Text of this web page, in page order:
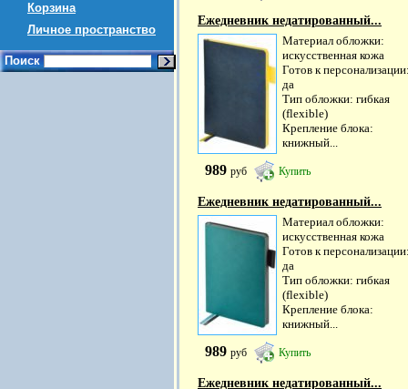
Корзина
Личное пространство
Поиск
Ежедневник недатированный...
Материал обложки:
искусственная кожа
Готов к
да
Тип обложки: гибкая
(flexible)
Крепление блока:
книжный...
989 руб Купить
Ежедневник недатированный...
Материал обложки:
искусственная кожа
Готов к
да
Тип обложки: гибкая
(flexible)
Крепление блока:
книжный...
989 руб Купить
Ежедневник недатированный...